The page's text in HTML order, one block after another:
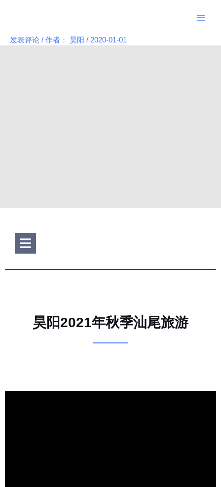
容
发表评论 / 作者： 昊阳 / 2020-01-01
Hamburger Toggle Menu
昊阳2021年秋季汕尾旅游
Post